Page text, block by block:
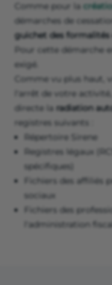
Comme pour la
démarches de
guichet des formalités
Pour cette démarche
exigé.
Comme vu plus haut,
l'arrêt de votre
directe la radiation
registres suivants :
Répertoire Sirene
Registres légaux
spécifiques)
Fichiers des affiliés
sociaux
Fichiers des
l'administration